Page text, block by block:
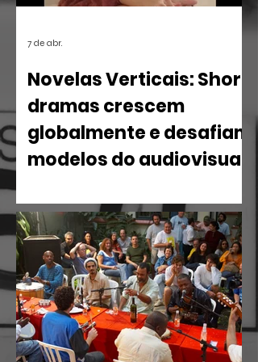
Novelas Verticais: Short
dramas crescem
globalmente e desafiam
modelos do audiovisual
em 2026 confirma uma tendência
irreversível: o espectador busca
narrativas ágeis, dramáticas e
estritamente verticais.
7 de abr.